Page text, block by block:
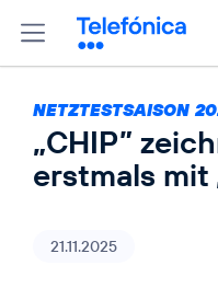
NETZTESTSAISON
„CHIP”
erstmals mit
21.11.2025